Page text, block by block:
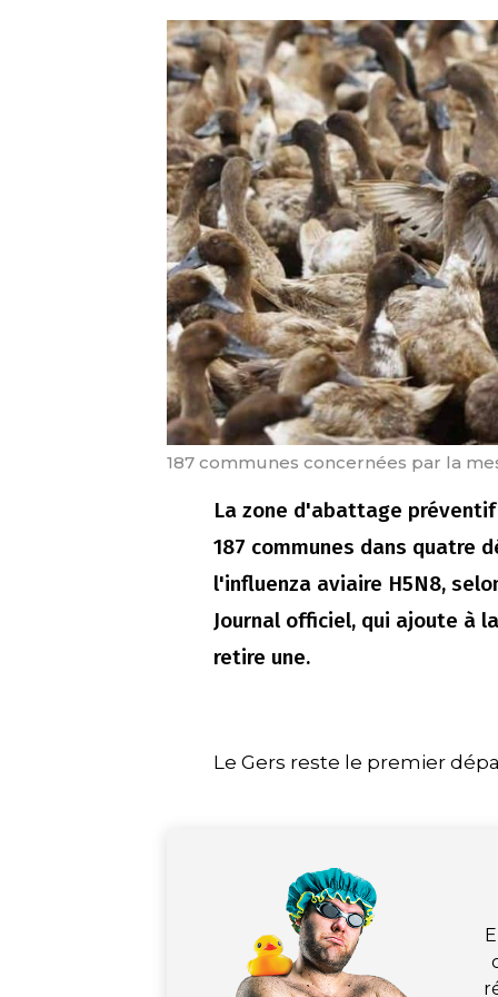
187 communes concernées par la
La zone d'abattage
187 communes dans quatre
l'influenza aviaire H5N8,
Journal officiel, qui ajoute à
retire une.
Le Gers reste le premier